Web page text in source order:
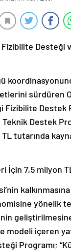
Fizibilite Desteği
sürdüren
Destek
Destek
tutarında
İçin 7,5 milyon
yönelik
modeli içeren
Programı;